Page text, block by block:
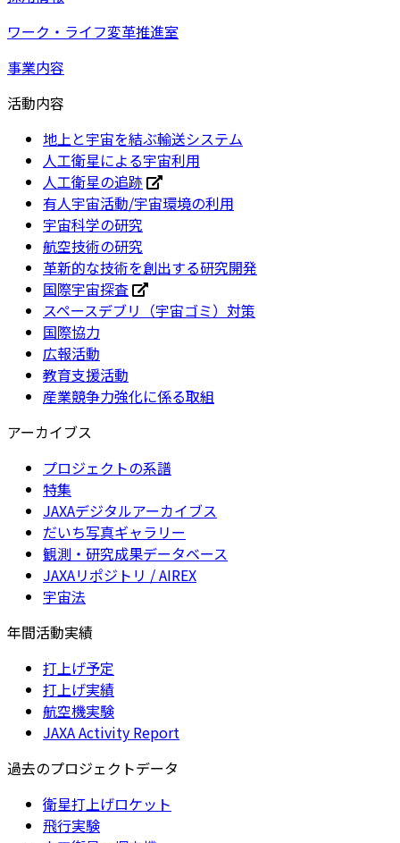
ワーク・ライフ変革推進室
事業内容
活動内容
地上と宇宙を結ぶ輸送システム
人工衛星による宇宙利用
人工衛星の追跡
有人宇宙活動/宇宙環境の利用
宇宙科学の研究
航空技術の研究
革新的な技術を創出する研究開発
国際宇宙探査
スペースデブリ（宇宙ゴミ）対策
国際協力
広報活動
教育支援活動
産業競争力強化に係る取組
アーカイブス
プロジェクトの系譜
特集
JAXAデジタルアーカイブス
だいち写真ギャラリー
観測・研究成果データベース
JAXAリポジトリ / AIREX
宇宙法
年間活動実績
打上げ予定
打上げ実績
航空機実験
JAXA Activity Report
過去のプロジェクトデータ
衛星打上げロケット
飛行実験